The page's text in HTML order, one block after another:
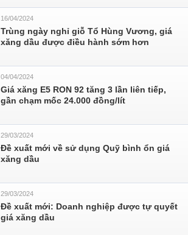
16/04/2024
Trùng ngày nghỉ giỗ Tổ Hùng Vương, giá
xăng dầu được điều hành sớm hơn
04/04/2024
Giá xăng E5 RON 92 tăng 3 lần liên tiếp,
gần chạm mốc 24.000 đồng/lít
29/03/2024
Đề xuất mới về sử dụng Quỹ bình ổn giá
xăng dầu
29/03/2024
Đề xuất mới: Doanh nghiệp được tự quyết
giá xăng dầu